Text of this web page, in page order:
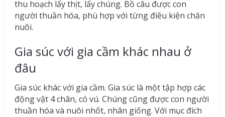
thu hoạch lấy thịt, lấy chúng. Bồ câu được con
người thuần hóa, phù hợp với từng điều kiện chăn
nuôi.
Gia súc với gia cầm khác nhau ở
đâu
Gia súc khác với gia cầm. Gia súc là một tập hợp các
động vật 4 chân, có vú. Chúng cũng được con người
thuần hóa và nuôi nhốt, nhân giống. Với mục đích